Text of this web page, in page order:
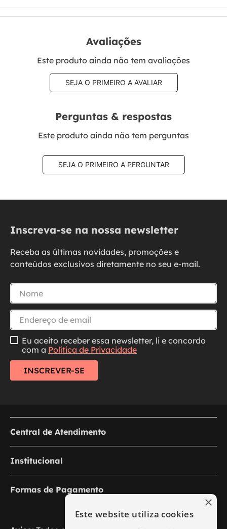
Quem viu, viu também
Argola Coração Fio Quadrado em
Prata 925 - PL30968
x deR$
Avaliações
Este produto ainda não tem avaliações
SEJA O PRIMEIRO A AVALIAR
Perguntas & respostas
Este produto ainda não tem perguntas
SEJA O PRIMEIRO A PERGUNTAR
Inscreva-se na nossa newsletter
Receba as últimas novidades, promoções e
conteúdos exclusivos diretamente no seu e-mail.
Eu aceito receber essa newsletter, li e concordo
INSCREVER-SE
Este website utiliza cookies
×